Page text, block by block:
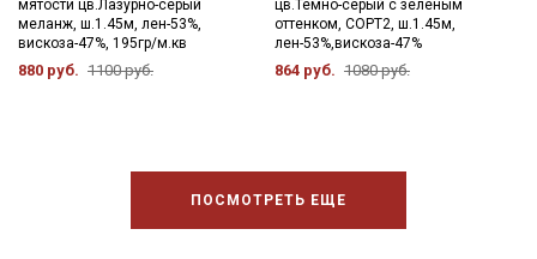
мятости цв.Лазурно-серый
меланж, ш.1.45м, лен-53%,
вискоза-47%, 195гр/м.кв
880 руб. 1100 руб.
цв.Темно-серый с зеленым
оттенком, СОРТ2, ш.1.45м,
лен-53%,вискоза-47%
864 руб. 1080 руб.
ПОСМОТРЕТЬ ЕЩЕ